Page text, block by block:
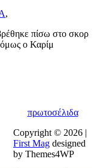
,
πίσω στο σκορ
ο Καρίμ
πρωτοσέλιδα
Copyright © 2026 |
First Mag designed
by Themes4WP